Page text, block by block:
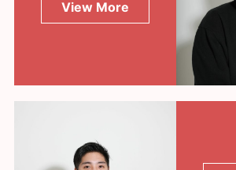
View More